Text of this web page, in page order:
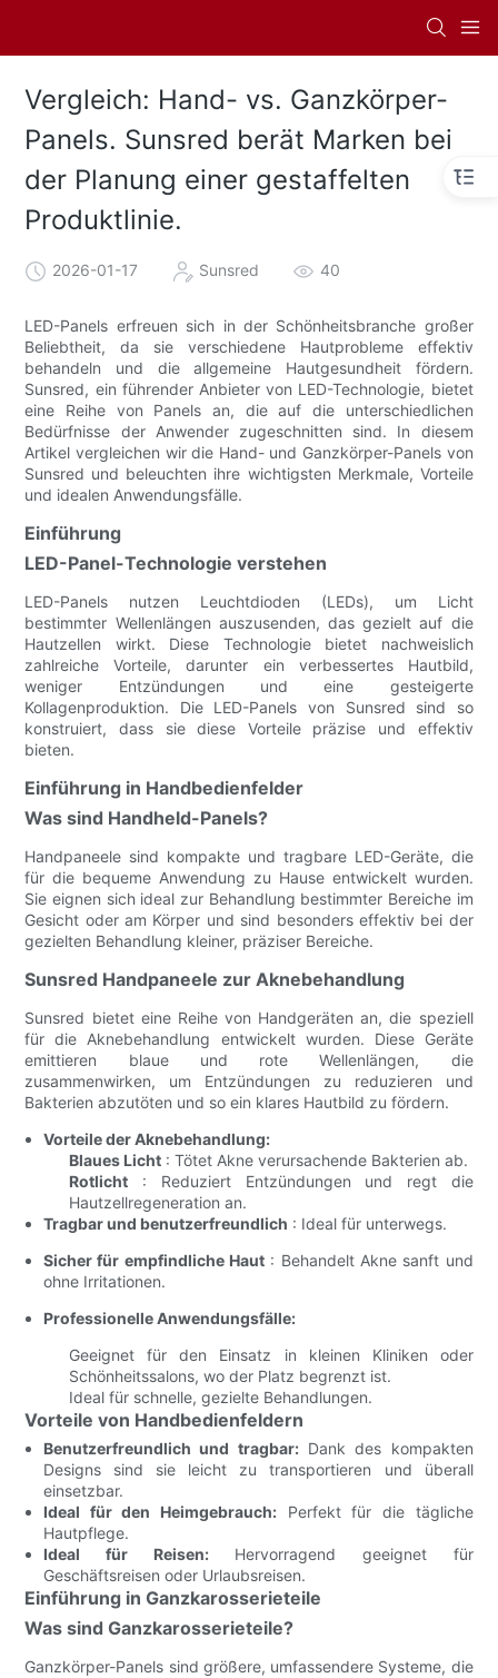
Vergleich: Hand- vs. Ganzkörper-
Panels. Sunsred berät Marken bei
der Planung einer gestaffelten
Produktlinie.
2026-01-17 Sunsred 40
LED-Panels erfreuen sich in der Schönheitsbranche großer
Beliebtheit, da sie verschiedene Hautprobleme effektiv
behandeln und die allgemeine Hautgesundheit fördern.
Sunsred, ein führender Anbieter von LED-Technologie, bietet
eine Reihe von Panels an, die auf die unterschiedlichen
Bedürfnisse der Anwender zugeschnitten sind. In diesem
Artikel vergleichen wir die Hand- und Ganzkörper-Panels von
Sunsred und beleuchten ihre wichtigsten Merkmale, Vorteile
und idealen Anwendungsfälle.
Einführung
LED-Panel-Technologie verstehen
LED-Panels nutzen Leuchtdioden (LEDs), um Licht
bestimmter Wellenlängen auszusenden, das gezielt auf die
Hautzellen wirkt. Diese Technologie bietet nachweislich
zahlreiche Vorteile, darunter ein verbessertes Hautbild,
weniger Entzündungen und eine gesteigerte
Kollagenproduktion. Die LED-Panels von Sunsred sind so
konstruiert, dass sie diese Vorteile präzise und effektiv
bieten.
Einführung in Handbedienfelder
Was sind Handheld-Panels?
Handpaneele sind kompakte und tragbare LED-Geräte, die
für die bequeme Anwendung zu Hause entwickelt wurden.
Sie eignen sich ideal zur Behandlung bestimmter Bereiche im
Gesicht oder am Körper und sind besonders effektiv bei der
gezielten Behandlung kleiner, präziser Bereiche.
Sunsred Handpaneele zur Aknebehandlung
Sunsred bietet eine Reihe von Handgeräten an, die speziell
für die Aknebehandlung entwickelt wurden. Diese Geräte
emittieren blaue und rote Wellenlängen, die
zusammenwirken, um Entzündungen zu reduzieren und
Bakterien abzutöten und so ein klares Hautbild zu fördern.
Vorteile der Aknebehandlung:
Blaues Licht : Tötet Akne verursachende Bakterien ab.
Rotlicht : Reduziert Entzündungen und regt die
Hautzellregeneration an.
Tragbar und benutzerfreundlich : Ideal für unterwegs.
Sicher für empfindliche Haut : Behandelt Akne sanft und
ohne Irritationen.
Professionelle Anwendungsfälle:
Geeignet für den Einsatz in kleinen Kliniken oder
Schönheitssalons, wo der Platz begrenzt ist.
Ideal für schnelle, gezielte Behandlungen.
Vorteile von Handbedienfeldern
Benutzerfreundlich und tragbar:Dank des kompakten
Designs sind sie leicht zu transportieren und überall
einsetzbar.
Ideal für den Heimgebrauch: Perfekt für die tägliche
Hautpflege.
Ideal für Reisen:Hervorragend geeignet für
Geschäftsreisen oder Urlaubsreisen.
Einführung in Ganzkarosserieteile
Was sind Ganzkarosserieteile?
Ganzkörper-Panels sind größere, umfassendere Systeme, die